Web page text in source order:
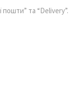
пошти” та “Delivery”.